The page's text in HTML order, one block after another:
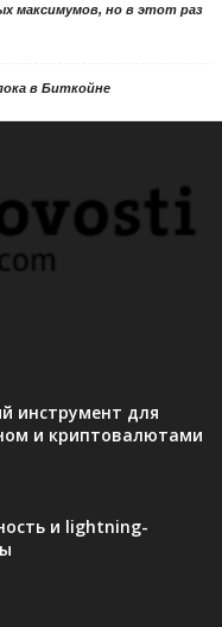
максимумов, но в этот раз
в Биткойне
инструмент для
и криптовалютами
и lightning-